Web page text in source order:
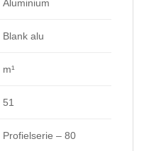
Aluminium
Blank alu
m¹
51
Profielserie – 80